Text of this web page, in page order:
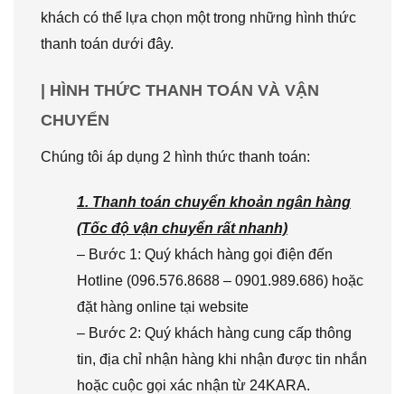
khách có thể lựa chọn một trong những hình thức
thanh toán dưới đây.
| HÌNH THỨC THANH TOÁN VÀ VẬN
CHUYỂN
Chúng tôi áp dụng 2 hình thức thanh toán:
1. Thanh toán chuyển khoản ngân hàng
(Tốc độ vận chuyển rất nhanh)
– Bước 1: Quý khách hàng gọi điện đến
Hotline (096.576.8688 – 0901.989.686) hoặc
đặt hàng online tại website
– Bước 2: Quý khách hàng cung cấp thông
tin, địa chỉ nhận hàng khi nhận được tin nhắn
hoặc cuộc gọi xác nhận từ 24KARA.